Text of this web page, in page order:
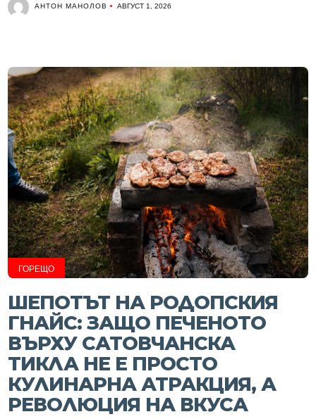
АНТОН МАНОЛОВ АВГУСТ 1, 2026
ГОРЕЩО
ШЕПОТЪТ НА РОДОПСКИЯ
ГНАЙС: ЗАЩО ПЕЧЕНОТО
ВЪРХУ САТОВЧАНСКА
ТИКЛА НЕ Е ПРОСТО
КУЛИНАРНА АТРАКЦИЯ, А
РЕВОЛЮЦИЯ НА ВКУСА